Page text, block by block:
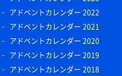
アドベントカレンダー 2022
アドベントカレンダー 2021
アドベントカレンダー 2020
アドベントカレンダー 2019
アドベントカレンダー 2018